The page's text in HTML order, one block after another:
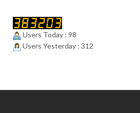
Users Today : 98
Users Yesterday : 312